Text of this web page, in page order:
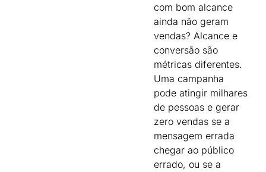
com bom alcance
ainda não geram
vendas? Alcance e
conversão são
métricas diferentes.
Uma campanha
pode atingir milhares
de pessoas e gerar
zero vendas se a
mensagem errada
chegar ao público
errado, ou se a